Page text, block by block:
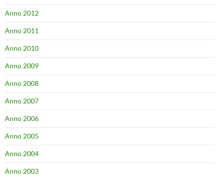
Anno 2012
Anno 2011
Anno 2010
Anno 2009
Anno 2008
Anno 2007
Anno 2006
Anno 2005
Anno 2004
Anno 2003